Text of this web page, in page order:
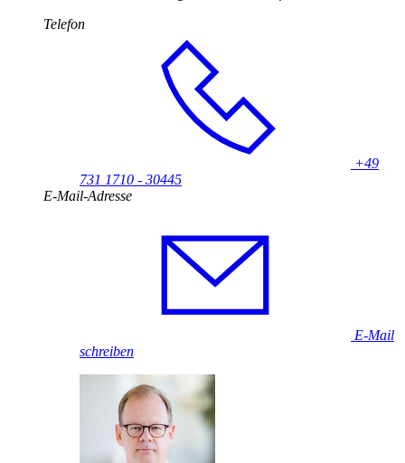
Telefon
+49
731 1710 - 30445
E-Mail-Adresse
E-Mail
schreiben